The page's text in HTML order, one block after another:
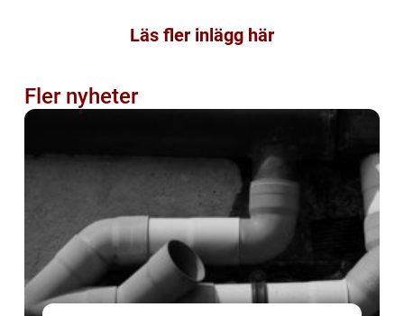
Läs fler inlägg här
Fler nyheter